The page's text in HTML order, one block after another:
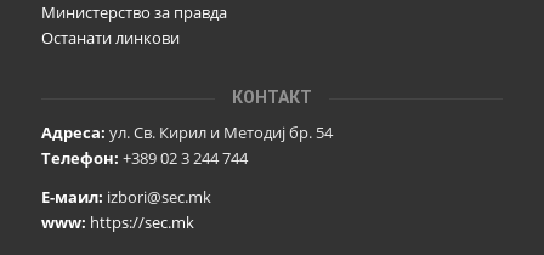
Министерство за правда
Останати линкови
КОНТАКТ
Адреса: ул. Св. Кирил и Методиј бр. 54
Телефон: +389 02 3 244 744
Е-маил: izbori@sec.mk
www: https://sec.mk